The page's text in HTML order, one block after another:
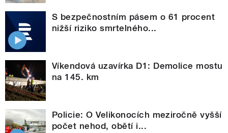
S bezpečnostním pásem o 61 procent
nižší riziko smrtelného...
Víkendová uzavírka D1: Demolice mostu
na 145. km
Policie: O Velikonocích meziročně vyšší
počet nehod, obětí i...